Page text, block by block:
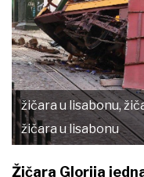
žičara u lisabonu,
žičara u lisabonu
Žičara Glorija